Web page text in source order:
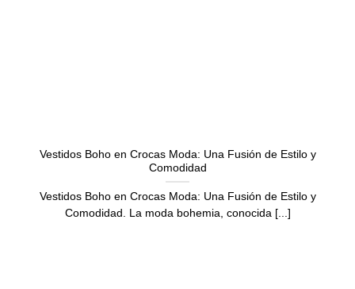
Vestidos Boho en Crocas Moda: Una Fusión de Estilo y
Comodidad
Vestidos Boho en Crocas Moda: Una Fusión de Estilo y
Comodidad. La moda bohemia, conocida [...]